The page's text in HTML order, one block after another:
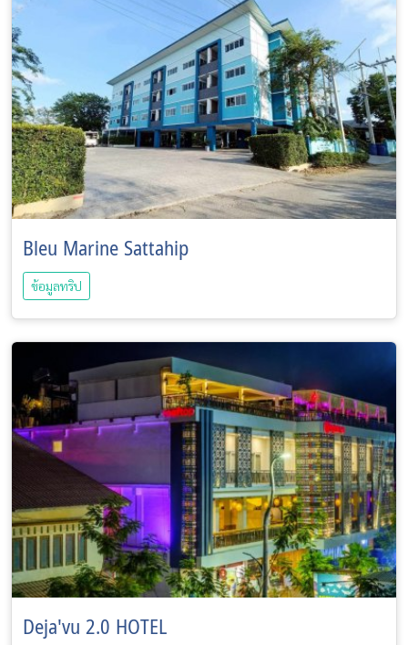
Bleu Marine Sattahip
ข้อมูลทริป
Deja'vu 2.0 HOTEL